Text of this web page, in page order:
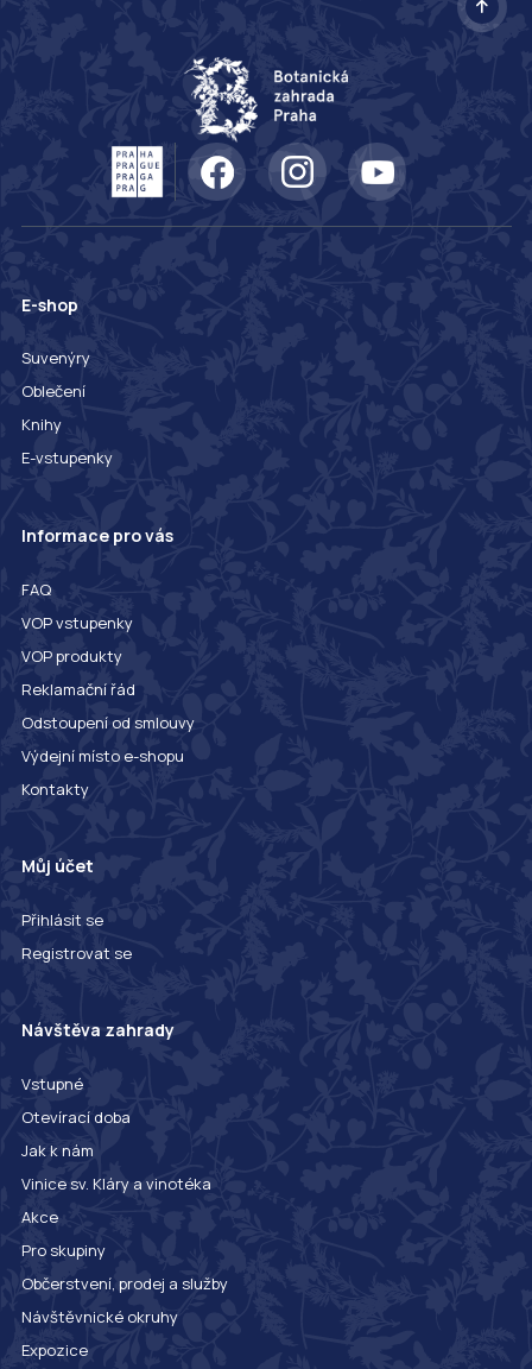
E-shop
Suvenýry
Oblečení
Knihy
E-vstupenky
Informace pro vás
FAQ
VOP vstupenky
VOP produkty
Reklamační řád
Odstoupení od smlouvy
Výdejní místo e-shopu
Kontakty
Můj účet
Přihlásit se
Registrovat se
Návštěva zahrady
Vstupné
Otevírací doba
Jak k nám
Vinice sv. Kláry a vinotéka
Akce
Pro skupiny
Občerstvení, prodej a služby
Návštěvnické okruhy
Expozice